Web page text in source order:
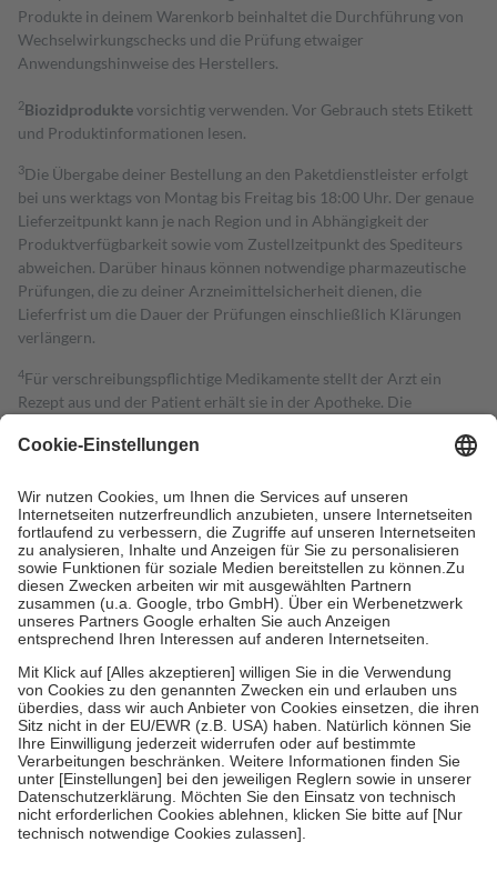
Produkte in deinem Warenkorb beinhaltet die Durchführung von
Wechselwirkungschecks und die Prüfung etwaiger
Anwendungshinweise des Herstellers.
2Biozidproduktevorsichtig verwenden. Vor Gebrauch stets Etikett
und Produktinformationen lesen.
3Die Übergabe deiner Bestellung an den Paketdienstleister erfolgt
bei uns werktags von Montag bis Freitag bis 18:00 Uhr. Der genaue
Lieferzeitpunkt kann je nach Region und in Abhängigkeit der
Produktverfügbarkeit sowie vom Zustellzeitpunkt des Spediteurs
abweichen. Darüber hinaus können notwendige pharmazeutische
Prüfungen, die zu deiner Arzneimittelsicherheit dienen, die
Lieferfrist um die Dauer der Prüfungen einschließlich Klärungen
verlängern.
4Für verschreibungspflichtige Medikamente stellt der Arzt ein
Rezept aus und der Patient erhält sie in der Apotheke. Die
Kosten dafür, der Versicherte trägt einen Teil davon als Zuzahlung
Grundsätzlich leisten Mitglieder Zuzahlungen in Höhe von zehn
Prozent des Abgabepreises,mindestensjedochfünf Euround
höchstens zehn Euro.Es sind jedoch nie mehr als die tatsächlichen
Kosten der Leistung zu entrichten.
Diese Regeln gelten grundsätzlich auch für Online-Apotheken.
Bei Heilmitteln und häuslicher Krankenpflege beträgt die
Zuzahlung zehn Prozent der Kosten sowie zehn Euro je
Um das Engagement der Versicherten für ihre eigene Gesundheit zu
stärken und die besondere Stellung der Familie zu unterstützen,
fallenkeine Zuzahlungen an bei:
• Kindern und Jugendlichen bis zum vollendeten 18. Lebensjahr
mit Ausnahme der Fahrkosten
• Untersuchungen zur Vorsorge und Früherkennung, die von der
GKV getragen werden
• empfohlenen Schutzimpfungen